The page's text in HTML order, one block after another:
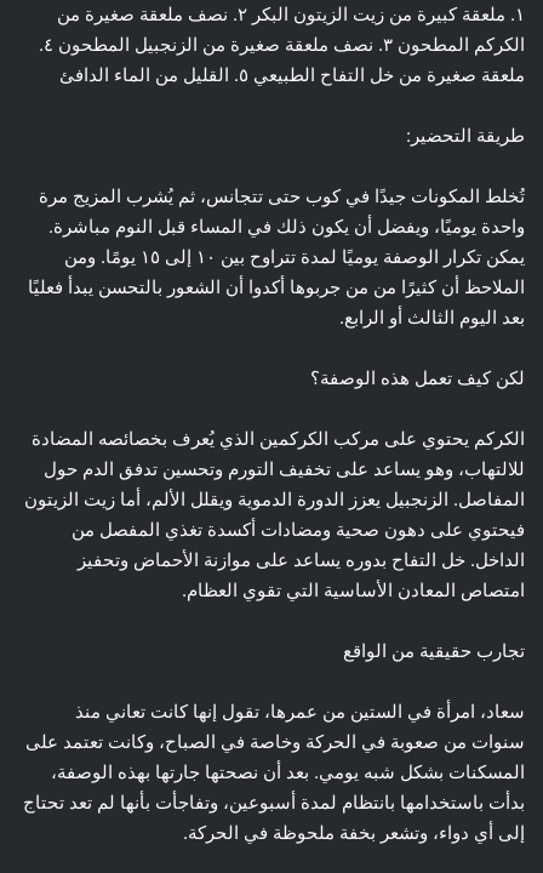
١. ملعقة كبيرة من زيت الزيتون البكر ٢. نصف ملعقة صغيرة من
الكركم المطحون ٣. نصف ملعقة صغيرة من الزنجبيل المطحون ٤.
ملعقة صغيرة من خل التفاح الطبيعي ٥. القليل من الماء الدافئ
طريقة التحضير:
تُخلط المكونات جيدًا في كوب حتى تتجانس، ثم يُشرب المزيج مرة
واحدة يوميًا، ويفضل أن يكون ذلك في المساء قبل النوم مباشرة.
يمكن تكرار الوصفة يوميًا لمدة تتراوح بين ١٠ إلى ١٥ يومًا. ومن
الملاحظ أن كثيرًا من من جربوها أكدوا أن الشعور بالتحسن يبدأ فعليًا
بعد اليوم الثالث أو الرابع.
لكن كيف تعمل هذه الوصفة؟
الكركم يحتوي على مركب الكركمين الذي يُعرف بخصائصه المضادة
للالتهاب، وهو يساعد على تخفيف التورم وتحسين تدفق الدم حول
المفاصل. الزنجبيل يعزز الدورة الدموية ويقلل الألم، أما زيت الزيتون
فيحتوي على دهون صحية ومضادات أكسدة تغذي المفصل من
الداخل. خل التفاح بدوره يساعد على موازنة الأحماض وتحفيز
امتصاص المعادن الأساسية التي تقوي العظام.
تجارب حقيقية من الواقع
سعاد، امرأة في الستين من عمرها، تقول إنها كانت تعاني منذ
سنوات من صعوبة في الحركة وخاصة في الصباح، وكانت تعتمد على
المسكنات بشكل شبه يومي. بعد أن نصحتها جارتها بهذه الوصفة،
بدأت باستخدامها بانتظام لمدة أسبوعين، وتفاجأت بأنها لم تعد تحتاج
إلى أي دواء، وتشعر بخفة ملحوظة في الحركة.